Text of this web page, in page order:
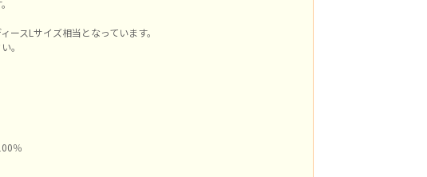
スLサイズ相当となっています。
。
％